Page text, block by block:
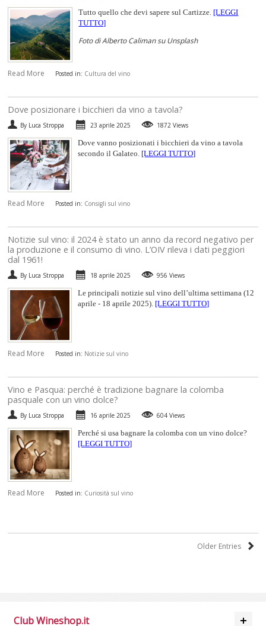
TROVAIL TUO VINO
Tutto quello che devi sapere sul Cartizze. [LEGGI
TUTTO]
Foto di Alberto Caliman su Unsplash
Read More Posted in: Cultura del vino
​Dove posizionare i bicchieri da vino a tavola?
By Luca Stroppa 23 aprile 2025 1872 Views
Dove vanno posizionati i bicchieri da vino a tavola
secondo il Galateo. [LEGGI TUTTO]
Read More Posted in: Consigli sul vino
Notizie sul vino: il 2024 è stato un anno da record negativo per
la produzione e il consumo di vino. L’OIV rileva i dati peggiori
dal 1961!
By Luca Stroppa 18 aprile 2025 956 Views
Le principali notizie sul vino dell’ultima settimana (12
aprile - 18 aprile 2025). [LEGGI TUTTO]
Read More Posted in: Notizie sul vino
​Vino e Pasqua: perché è tradizione bagnare la colomba
pasquale con un vino dolce?
By Luca Stroppa 16 aprile 2025 604 Views
Perché si usa bagnare la colomba con un vino dolce?
[LEGGI TUTTO]
Read More Posted in: Curiosità sul vino
Older Entries
Club Wineshop.it